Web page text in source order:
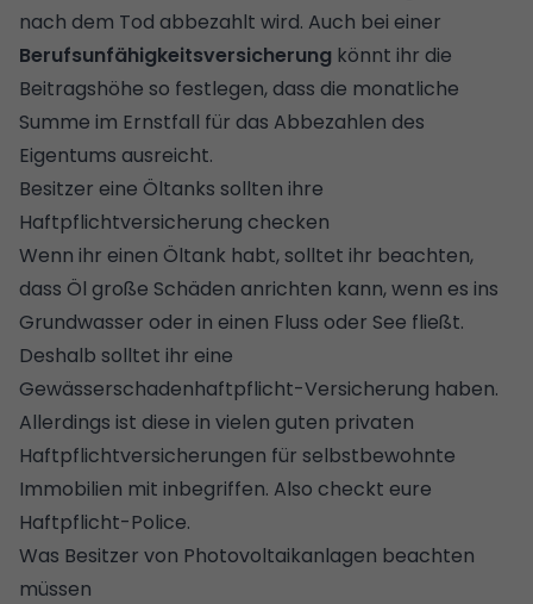
nach dem Tod abbezahlt wird. Auch bei einer
Berufsunfähigkeitsversicherung könnt ihr die
Beitragshöhe so festlegen, dass die monatliche
Summe im Ernstfall für das Abbezahlen des
Eigentums ausreicht.
Besitzer eine Öltanks sollten ihre
Haftpflichtversicherung checken
Wenn ihr einen Öltank habt, solltet ihr beachten,
dass Öl große Schäden anrichten kann, wenn es ins
Grundwasser oder in einen Fluss oder See fließt.
Deshalb solltet ihr eine
Gewässerschadenhaftpflicht-Versicherung haben.
Allerdings ist diese in vielen guten privaten
Haftpflichtversicherungen für selbstbewohnte
Immobilien mit inbegriffen. Also checkt eure
Haftpflicht-Police.
Was Besitzer von Photovoltaikanlagen beachten
müssen